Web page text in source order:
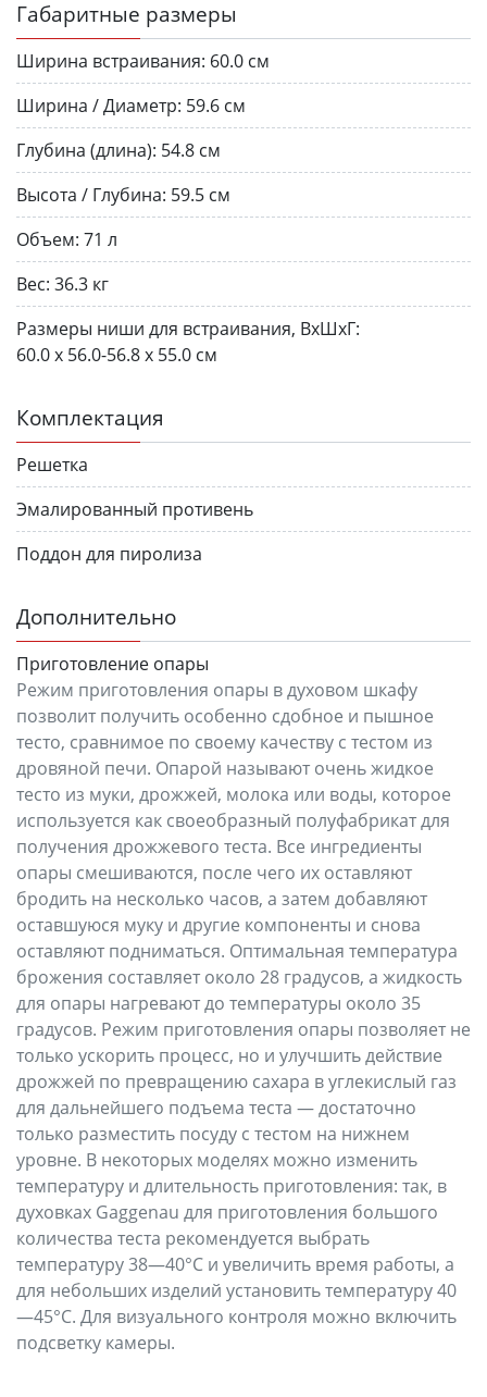
Габаритные размеры
Ширина встраивания: 60.0 см
Ширина / Диаметр: 59.6 см
Глубина (длина): 54.8 см
Высота / Глубина: 59.5 см
Объем: 71 л
Вес: 36.3 кг
Размеры ниши для встраивания, ВхШхГ:
60.0 х 56.0-56.8 х 55.0 см
Комплектация
Решетка
Эмалированный противень
Поддон для пиролиза
Дополнительно
Приготовление опары
Режим приготовления опары в духовом шкафу
позволит получить особенно сдобное и пышное
тесто, сравнимое по своему качеству с тестом из
дровяной печи. Опарой называют очень жидкое
тесто из муки, дрожжей, молока или воды, которое
используется как своеобразный полуфабрикат для
получения дрожжевого теста. Все ингредиенты
опары смешиваются, после чего их оставляют
бродить на несколько часов, а затем добавляют
оставшуюся муку и другие компоненты и снова
оставляют подниматься. Оптимальная температура
брожения составляет около 28 градусов, а жидкость
для опары нагревают до температуры около 35
градусов. Режим приготовления опары позволяет не
только ускорить процесс, но и улучшить действие
дрожжей по превращению сахара в углекислый газ
для дальнейшего подъема теста — достаточно
только разместить посуду с тестом на нижнем
уровне. В некоторых моделях можно изменить
температуру и длительность приготовления: так, в
духовках Gaggenau для приготовления большого
количества теста рекомендуется выбрать
температуру 38—40°C и увеличить время работы, а
для небольших изделий установить температуру 40
—45°C. Для визуального контроля можно включить
подсветку камеры.